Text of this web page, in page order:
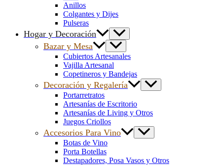
Anillos
Colgantes y Dijes
Pulseras
Hogar y Decoración
Bazar y Mesa
Cubiertos Artesanales
Vajilla Artesanal
Copetineros y Bandejas
Decoración y Regalería
Portarretratos
Artesanías de Escritorio
Artesanías de Living y Otros
Juegos Criollos
Accesorios Para Vino
Botas de Vino
Porta Botellas
Destapadores, Posa Vasos y Otros